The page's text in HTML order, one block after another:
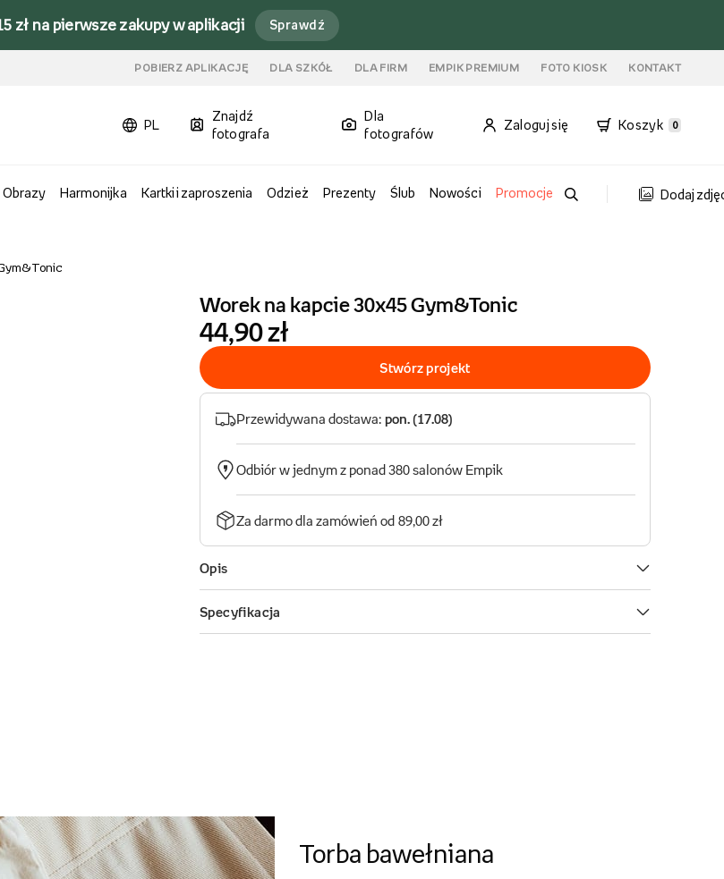
zł na pierwsze zakupy w aplikacji Sprawdź
POBIERZ APLIKACJĘ DLA SZKÓŁ DLA FIRM EMPIK PREMIUM FOTO KIOSK KONTAKT
PL
Znajdź
fotografa
Dla
fotografów
Zaloguj się Koszyk 0
Obrazy Harmonijka Kartki i zaproszenia Odzież Prezenty Ślub Nowości Promocje Dodaj
Torba bawełniana